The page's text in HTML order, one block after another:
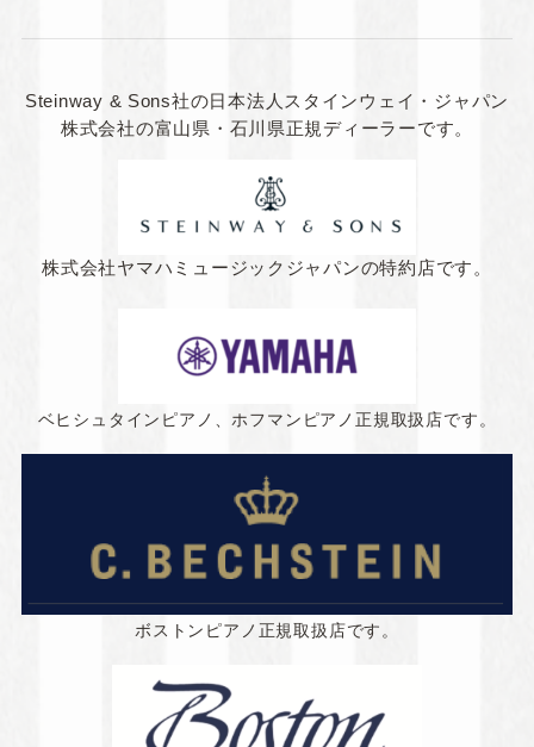
Steinway & Sons社の日本法人スタインウェイ・ジャパン
株式会社の富山県・石川県正規ディーラーです。
株式会社ヤマハミュージックジャパンの特約店です。
ベヒシュタインピアノ、ホフマンピアノ正規取扱店です。
ボストンピアノ正規取扱店です。